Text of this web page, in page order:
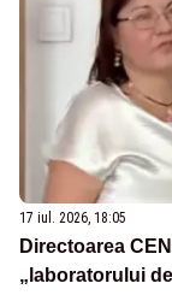
17 iul. 2026, 18:05
Directoarea
„laboratorului